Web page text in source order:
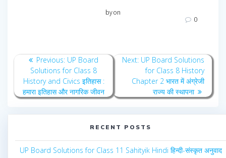
byon
0
Post
navigation
Previous: Previous
post:
UP Board
Solutions for Class 8
History and Civics इतिहास :
हमारा इतिहास और नागरिक जीवन
Next: Next
post:
UP Board Solutions
for Class 8 History
Chapter 2 भारत में अंग्रेजी
राज्य की स्थापना
RECENT POSTS
UP Board Solutions for Class 11 Sahityik Hindi हिन्दी-संस्कृत अनुवाद